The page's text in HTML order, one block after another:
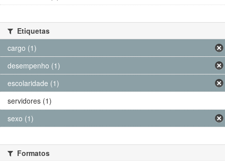
Etiquetas
cargo (1)
desempenho (1)
escolaridade (1)
servidores (1)
sexo (1)
Formatos